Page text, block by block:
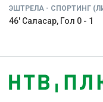
ЭШТРЕЛА - СПОРТИНГ
46' Саласар, Гол 0 - 1